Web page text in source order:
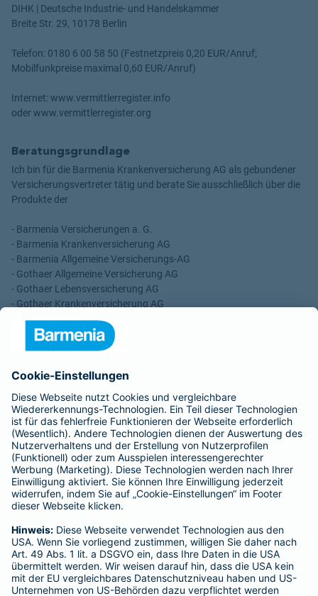
DIHK | Deutsche Industrie- und Handelskammer
Breite Str. 29, 10178 Berlin
Telefon: 0180 6 00 58 50 (Festnetzpreis 0,20 EUR/Anruf;
Mobilfunkpreise maximal 0,60 EUR/Anruf)
Internet: www.vermittlerregister.info
oder www.vermittlerregister.org
Beratungsgrundlage
Ich bin für die Barmenia Krankenversicherung AG als gebundener
Versicherungsvertreter tätig und berate Sie ausschließlich über die
Produkte der
- Barmenia Versicherungen a. G.
- Barmenia Krankenversicherung AG
- Barmenia Allgemeine Versicherungs-AG
- Gothaer Allgemeine Versicherung AG
- Gothaer Lebensversicherung AG
- Gothaer Krankenversicherung AG
- ROLAND Rechtsschutz-Versicherungs-AG
- ROLAND Schutzbrief-Versicherung AG
Vergütungen, die in der zu entrichtenden Versicherungsprämie
enthalten sind.
Schlichtungsstellen
Für Lebens- und Sachversicherungen:
Verein Versicherungsombudsmann eV,
Postfach 080632, 10006 Berlin
Für private Krankenversicherungen:
Ombudsmann für private Kranken- / Pflege-Versicherungen,
Postfach 060222, 10052 Berlin
Impressum